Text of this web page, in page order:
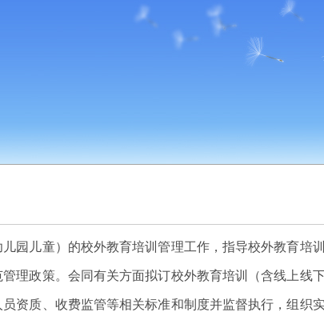
儿童）的校外教育培训管理工作，指导校外教育培
理政策。会同有关方面拟订校外教育培训（含线上线
资质、收费监管等相关标准和制度并监督执行，组织